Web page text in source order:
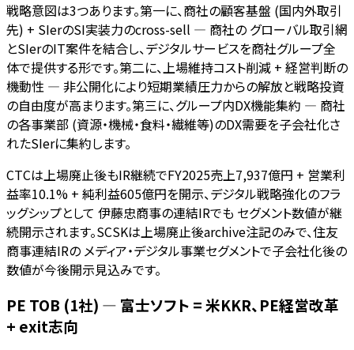
戦略意図は3つあります。第一に、商社の顧客基盤 (国内外取引
先) + SIerのSI実装力のcross-sell — 商社の グローバル取引網
とSIerのIT案件を結合し、デジタルサービスを商社グループ全
体で提供する形です。第二に、上場維持コスト削減 + 経営判断の
機動性 — 非公開化により短期業績圧力からの解放と戦略投資
の自由度が高まります。第三に、グループ内DX機能集約 — 商社
の各事業部 (資源・機械・食料・繊維等)のDX需要を子会社化さ
れたSIerに集約します。
CTCは上場廃止後もIR継続でFY2025売上7,937億円 + 営業利
益率10.1% + 純利益605億円を開示、デジタル戦略強化のフラ
ッグシップとして 伊藤忠商事の連結IRでも セグメント数値が継
続開示されます。SCSKは上場廃止後archive注記のみで、住友
商事連結IRの メディア・デジタル事業セグメントで子会社化後の
数値が今後開示見込みです。
PE TOB (1社) — 富士ソフト = 米KKR、PE経営改革
+ exit志向